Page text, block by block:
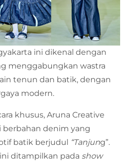
ini dikenal dengan
menggabungkan wastra
tenun dan batik, dengan
modern.
khusus, Aruna Creative
denim yang
batik berjudul “Tanjung”.
ditampilkan pada show